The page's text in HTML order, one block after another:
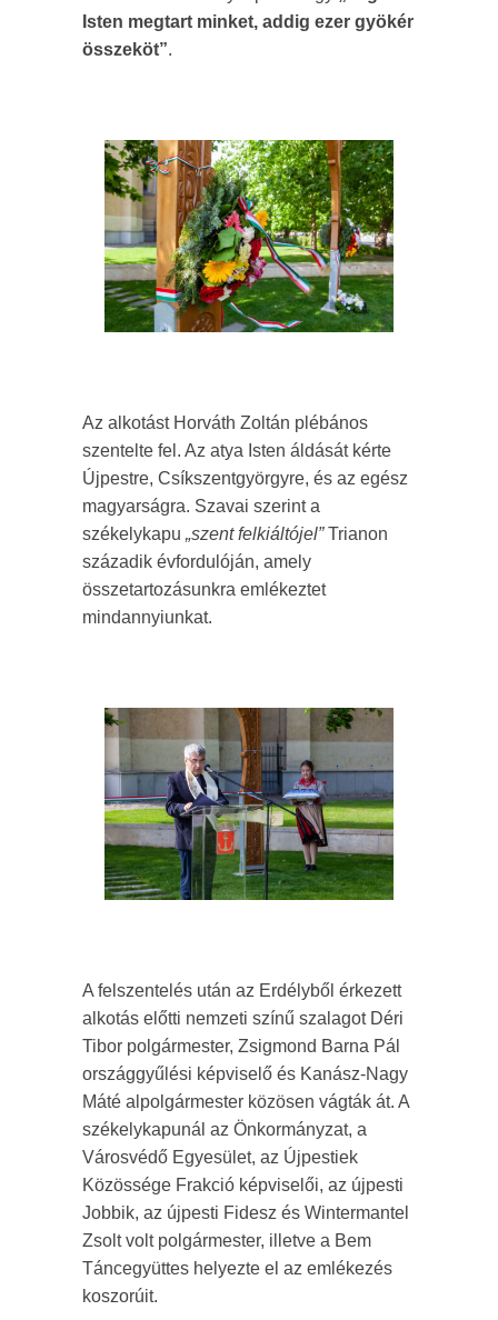
Isten megtart minket, addig ezer gyökér
összeköt”.
Az alkotást Horváth Zoltán plébános
szentelte fel. Az atya Isten áldását kérte
Újpestre, Csíkszentgyörgyre, és az egész
magyarságra. Szavai szerint a
székelykapu „szent felkiáltójel”Trianon
századik évfordulóján, amely
összetartozásunkra emlékeztet
mindannyiunkat.
A felszentelés után az Erdélyből érkezett
alkotás előtti nemzeti színű szalagot Déri
Tibor polgármester, Zsigmond Barna Pál
országgyűlési képviselő és Kanász-Nagy
Máté alpolgármester közösen vágták át. A
székelykapunál az Önkormányzat, a
Városvédő Egyesület, az Újpestiek
Közössége Frakció képviselői, az újpesti
Jobbik, az újpesti Fidesz és Wintermantel
Zsolt volt polgármester, illetve a Bem
Táncegyüttes helyezte el az emlékezés
koszorúit.